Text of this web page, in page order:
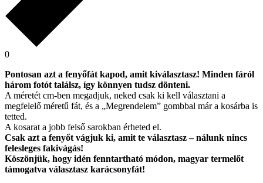
0
Pontosan azt a fenyőfát kapod, amit kiválasztasz! Minden fáról
három fotót találsz, így könnyen tudsz dönteni.
A méretét cm-ben megadjuk, neked csak ki kell választani a
megfelelő méretű fát, és a „Megrendelem” gombbal már a kosárba is
tetted.
A kosarat a jobb felső sarokban érheted el.
Csak azt a fenyőt vágjuk ki, amit te választasz – nálunk nincs
felesleges fakivágás!
Köszönjük, hogy idén fenntartható módon, magyar termelőt
támogatva választasz karácsonyfát!